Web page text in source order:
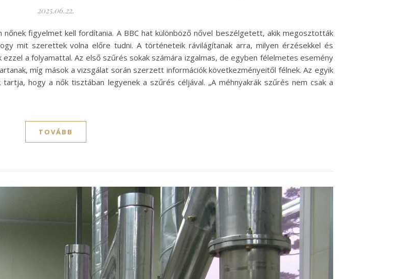
2025.06.22.
figyelmet kell fordítania. A BBC hat különböző nővel beszélgetett, akik megosztották
mit szerettek volna előre tudni. A történeteik rávilágítanak arra, milyen érzésekkel és
a folyamattal. Az első szűrés sokak számára izgalmas, de egyben félelmetes esemény
míg mások a vizsgálat során szerzett információk következményeitől félnek. Az egyik
hogy a nők tisztában legyenek a szűrés céljával. „A méhnyakrák szűrés nem csak a
TOVÁBB